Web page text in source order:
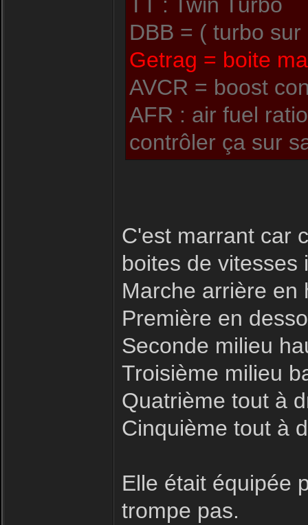
DBB = ( turbo
Getrag = boite
AVCR = boost
AFR : air fuel
contrôler ça sur
C'est marrant car
boites de vitesses
Marche arrière en
Première en
Seconde milieu
Troisième milieu
Quatrième tout à
Cinquième tout à
Elle était équipée
trompe pas.